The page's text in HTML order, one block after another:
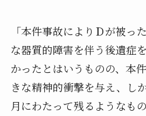
「本件事故によりＤが被っ
な器質的障害を伴う後遺症
かったとはいうものの、本
きな精神的衝撃を与え、し
月にわたって残るようなも